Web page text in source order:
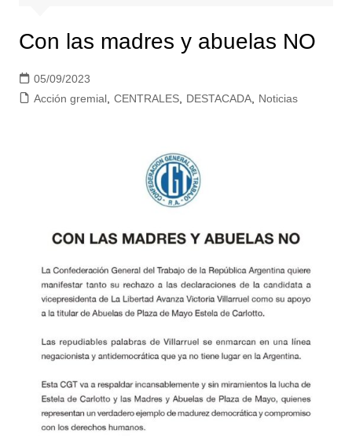
Con las madres y abuelas NO
05/09/2023
Acción gremial, CENTRALES, DESTACADA, Noticias